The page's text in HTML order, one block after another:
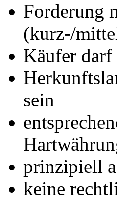
Forderung
(kurz-/
Käufer
sein
prinzipiell
keine